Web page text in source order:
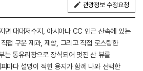
관광정보 수정요청
면 대대저수지, 아시아나 CC 인근 산속에 있는
접 구운 제과, 제빵, 그리고 직접 로스팅한
는 통유리창으로 장식되어 멋진 산 뷰를
마다 설명이 적힌 용지가 함께 나와 선택한